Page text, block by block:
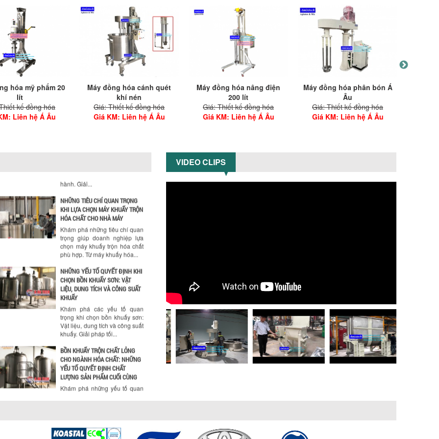
hóa mỹ phẩm 20
lít
kế đồng hóa
: Liên hệ Á Âu
Máy đồng hóa cánh quét
khí nén
Giá: Thiết kế đồng hóa
Giá KM: Liên hệ Á Âu
Máy đồng hóa nâng điện
200 lít
Giá: Thiết kế đồng hóa
Giá KM: Liên hệ Á Âu
Máy đồng hóa phân bón Á
Âu
Giá: Thiết kế đồng hóa
Giá KM: Liên hệ Á Âu
KHUẤY SƠN CÔNG NGHIỆP GIẢM
Ưu đãi đặc biệt: Giá máy khuấy
sơn công nghiệp giảm sốc lên
đến 20%. Tiết kiệm chi phí,
nhận ngay máy khuấy...
TỐI ƯU CHI PHÍ SẢN XUẤT VỚI
HIỆN ĐẠI
Khám phá cách máy trộn sơn
công nghiệp giúp doanh
nghiệp tiết kiệm nguyên liệu,
trọng giúp doanh nghiệp lựa
chọn máy khuấy trộn hóa chất
phù hợp. Từ máy khuấy hóa...
NHỮNG YẾU TỐ QUYẾT ĐỊNH KHI
CHỌN BỒN KHUẤY SƠN: VẬT
LIỆU, DUNG TÍCH VÀ CÔNG SUẤT
KHUẤY
Khám phá các yếu tố quan
trọng khi chọn bồn khuấy sơn:
Vật liệu, dung tích và công suất
khuấy. Giải pháp tối...
BỒN KHUẤY TRỘN CHẤT LỎNG
CHO NGÀNH HÓA CHẤT: NHỮNG
YẾU TỐ QUYẾT ĐỊNH CHẤT
LƯỢNG SẢN PHẨM CUỐI CÙNG
Khám phá những yếu tố quan
trọng quyết định chất lượng
sản phẩm khi sử dụng bồn
khuấy trộn chất lỏng trong...
TỐI ƯU CHI PHÍ ĐẦU TƯ NHỜ LỰA
CHỌN ĐÚNG DỤNG CỤ KHUẤY
giúp tối ưu chi phí, nâng cao
chất lượng sản xuất. Tìm hiểu
VIDEO CLIPS